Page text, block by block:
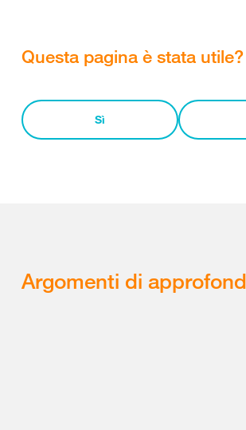
Questa pagina è stata utile?
Sì
Argomenti di